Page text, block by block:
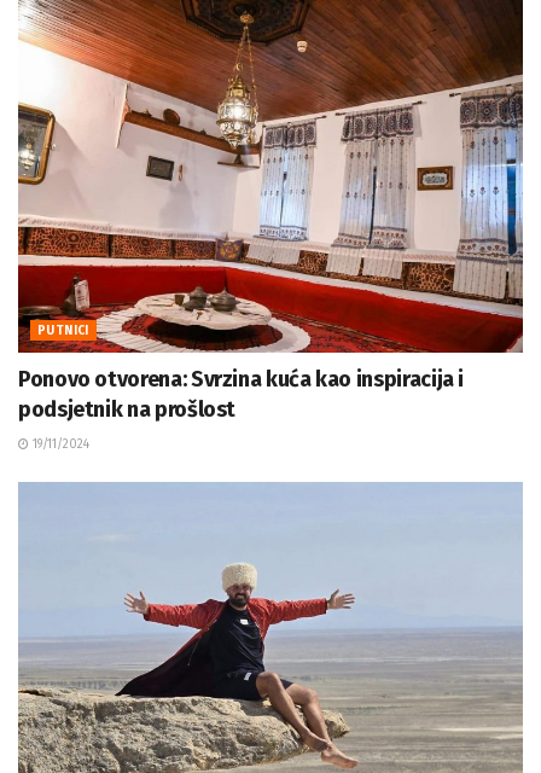
PUTNICI
Ponovo otvorena: Svrzina kuća kao inspiracija i
podsjetnik na prošlost
19/11/2024